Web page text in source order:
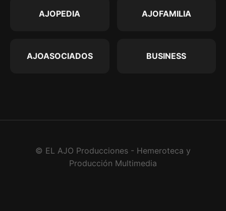
AJOPEDIA AJOFAMILIA
AJOASOCIADOS BUSINESS
© EL AJO Producciones - Hemeroteca y
Producción Multimedia